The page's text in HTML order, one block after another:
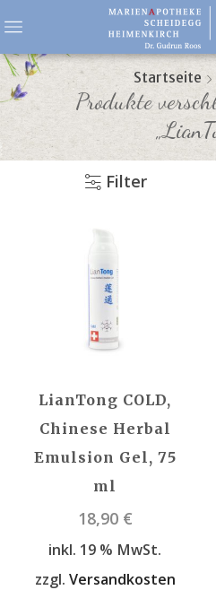
Startseite
Produkte
Filter
LianTong COLD,
Chinese Herbal
Emulsion Gel, 75
ml
18,90 €
inkl. 19 % MwSt.
zzgl. Versandkosten